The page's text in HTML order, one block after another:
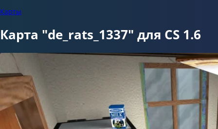
Карты
Карта "de_rats_1337" для CS 1.6